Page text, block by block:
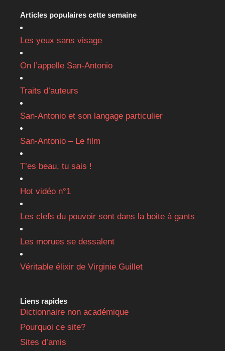
Articles populaires cette semaine
Les yeux sans visage
On l’appelle San-Antonio
Traits d’auteurs
San-Antonio et son langage particulier
San-Antonio – Le film
T’es beau, tu sais !
Hot vidéo n°1
Les clefs du pouvoir sont dans la boite à gants
Les morues se dessalent
Véritable élixir de Virginie Guillet
Liens rapides
Dictionnaire non académique
Pourquoi ce site?
Sites d’amis